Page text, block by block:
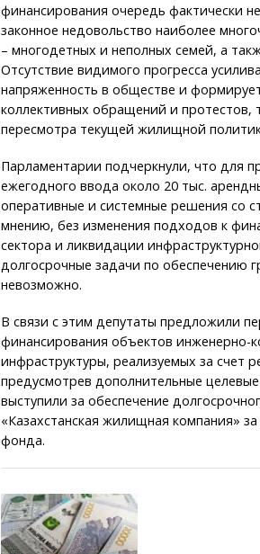
финансирования очередь фактически
законное недовольство наиболее
– многодетных и неполных семей, а
Отсутствие видимого прогресса
напряженность в обществе и
коллективных обращений и
пересмотра текущей жилищной
Парламентарии подчеркнули, что для
ежегодного ввода около 20 тыс.
оперативные и системные решения со
мнению, без изменения подходов к
сектора и ликвидации
долгосрочные задачи по обеспечению
невозможно.
В связи с этим депутаты предложили
финансирования объектов инженерно-
инфраструктуры, реализуемых за счет
предусмотрев дополнительные
выступили за обеспечение
«Казахстанская жилищная компания»
фонда.